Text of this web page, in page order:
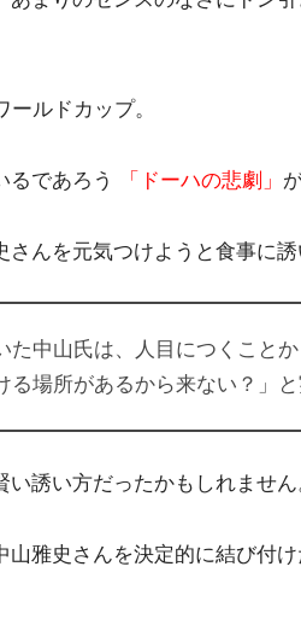
ルドカップ。
るであろう 「ドーハの悲劇」
さんを元気つけようと食事に誘
た中山氏は、人目につくこと
る場所があるから来ない？」と
誘い方だったかもしれません
山雅史さんを決定的に結び付